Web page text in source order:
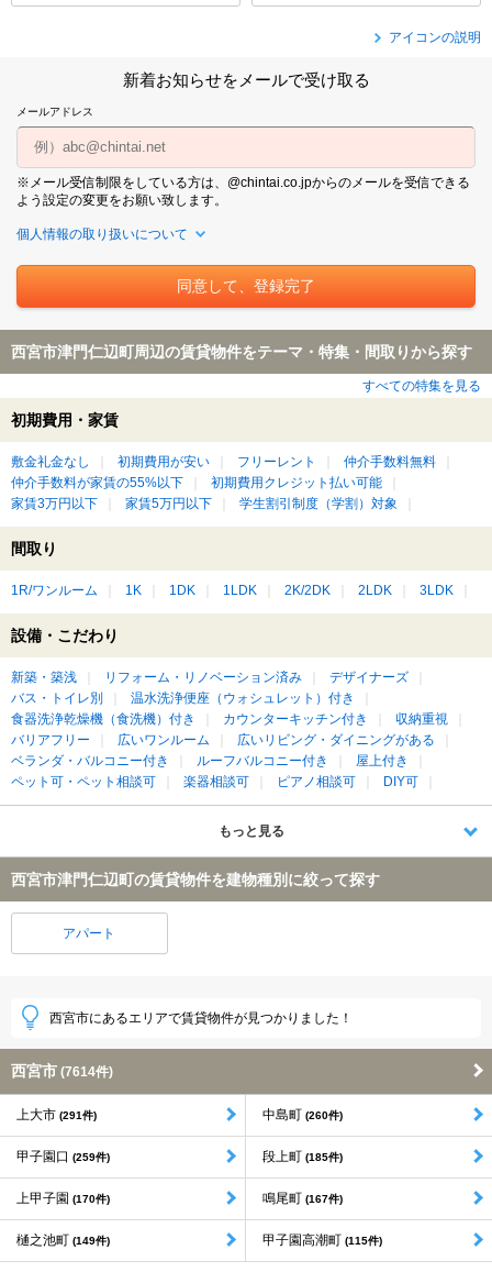
アイコンの説明
新着お知らせをメールで受け取る
メールアドレス
※メール受信制限をしている方は、@chintai.co.jpからのメールを受信できる
よう設定の変更をお願い致します。
個人情報の取り扱いについて
西宮市津門仁辺町周辺の賃貸物件をテーマ・特集・間取りから探す
すべての特集を見る
初期費用・家賃
敷金礼金なし 初期費用が安い フリーレント
仲介手数料無料
仲介手数料が家賃の55%以下
初期費用クレジット払い可能
家賃3万円以下
家賃5万円以下 学生割引制度（学割）対象
間取り
1R/ワンルーム 1K 1DK 1LDK 2K/2DK 2LDK 3LDK
設備・こだわり
新築・築浅 リフォーム・リノベーション済み
デザイナーズ
バス・トイレ別
温水洗浄便座（ウォシュレット）付き
食器洗浄乾燥機（食洗機）付き
カウンターキッチン付き
収納重視
バリアフリー
広いワンルーム
広いリビング・ダイニングがある
ベランダ・バルコニー付き
ルーフバルコニー付き
屋上付き
ペット可・ペット相談可
楽器相談可 ピアノ相談可 DIY可
もっと見る
西宮市津門仁辺町の賃貸物件を建物種別に絞って探す
アパート
西宮市にあるエリアで賃貸物件が見つかりました！
西宮市 (7614件)
上大市 (291件) 中島町 (260件)
甲子園口 (259件) 段上町 (185件)
上甲子園 (170件) 鳴尾町 (167件)
樋之池町 (149件) 甲子園高潮町 (115件)